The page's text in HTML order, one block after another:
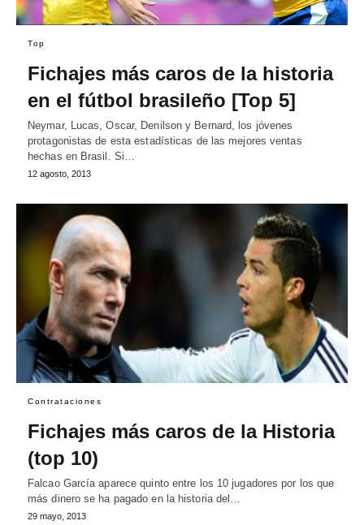
Top
Fichajes más caros de la historia
en el fútbol brasileño [Top 5]
Neymar, Lucas, Oscar, Denilson y Bernard, los jóvenes
protagonistas de esta estadísticas de las mejores ventas
hechas en Brasil. Si…
12 agosto, 2013
Contrataciones
Fichajes más caros de la Historia
(top 10)
Falcao García aparece quinto entre los 10 jugadores por los que
más dinero se ha pagado en la historia del…
29 mayo, 2013